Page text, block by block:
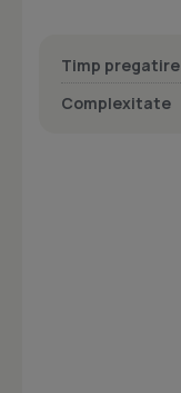
Timp pregatire
Complexitate